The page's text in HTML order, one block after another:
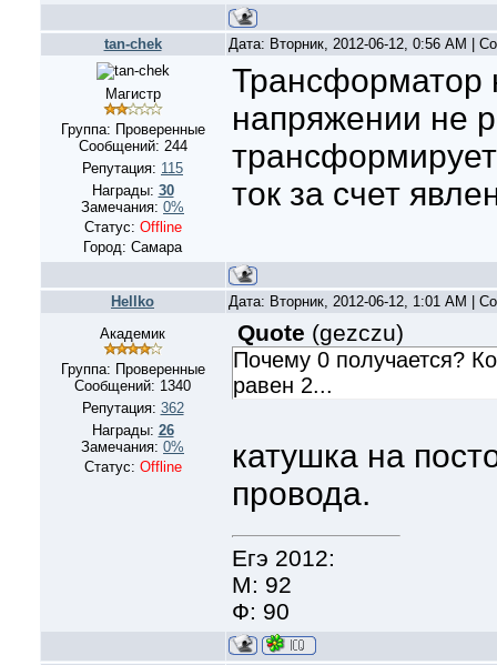
tan-chek Дата: Вторник, 2012-06-12, 0:56 AM |
Магистр
Группа: Проверенные
Сообщений: 244
Репутация: 115
Награды: 30
Замечания: 0%
Статус: Offline
Город: Самара
Трансформатор
напряжении не
ток за счет
Hellko
Дата: Вторник, 2012-06-12, 1:01 AM |
Академик
Группа: Проверенные
Сообщений: 1340
Репутация: 362
Награды: 26
Замечания: 0%
Статус: Offline
Quote (gezczu)
Почему 0 получается?
равен 2...
катушка на
провода.
Егэ 2012:
М: 92
Ф: 90